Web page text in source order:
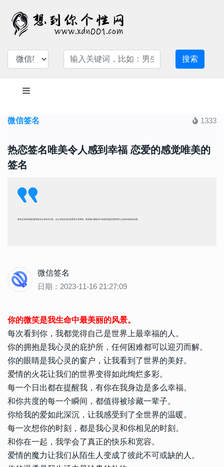
搜索
微信签名 1333
热恋签名唯美令人感到幸福 恋爱的感觉唯美的
签名
唯美且很有情调的爱情签名分享给你们啦，这么幸福且甜的恋爱谁不羡慕呢，希望我们都能早日收获到甜美的爱情用上这组幸福的签名哦。
微信签名
日期：2023-11-16 21:27:09
你的微笑是我生命中最美丽的风景。
每次看到你，我都觉得自己是世界上最幸福的人。
你的拥抱是我心灵的庇护所，任何困难都可以迎刃而解。
你的眼睛是我心灵的窗户，让我看到了世界的美好。
爱情的火花让我们的世界变得如此绚烂多彩。
每一个日出都在提醒我，有你在我身边是多么幸福。
和你共度的每一个瞬间，都值得被珍藏一辈子。
你给我的爱如此深沉，让我感受到了全世界的温暖。
每一次想你的时刻，都是我心灵和你相见的时刻。
和你在一起，我学会了真正的快乐和宽容。
爱情的魔力让我们从陌生人变成了彼此不可或缺的人。